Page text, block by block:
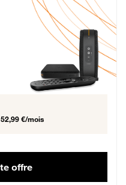
€ par mois, Engagement 12 mois
52,99 €/mois
offre